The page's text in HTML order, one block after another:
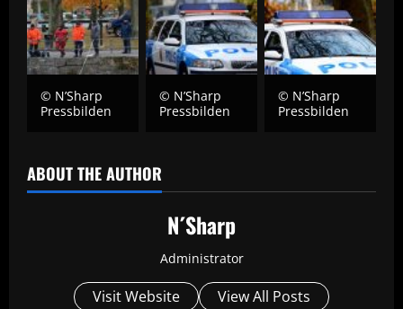
© N’Sharp
Pressbilden
© N’Sharp
Pressbilden
© N’Sharp
Pressbilden
ABOUT THE AUTHOR
N´Sharp
Administrator
Visit Website View All Posts